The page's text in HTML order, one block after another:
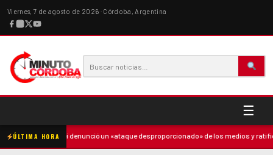
Viernes, 7 de agosto de 2026 · Córdoba, Argentina
☰
ÚLTIMA HORA
· Milei denunció un «ataque desproporcionado» de los medios y ratificó el